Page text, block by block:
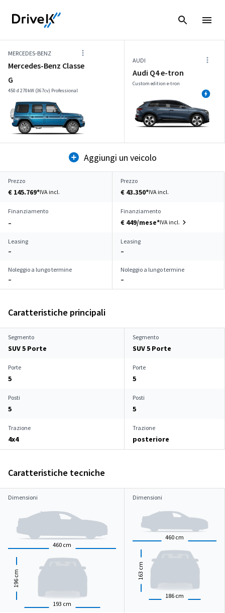
MERCEDES-BENZ
Mercedes-Benz Classe
G
450 d 270kW (367cv) Professional
AUDI
Audi Q4 e-tron
Custom edition e-tron
Aggiungi un veicolo
Prezzo
€ 145.769*IVA incl.
Prezzo
€ 43.350*IVA incl.
Finanziamento
–
Finanziamento
€ 449/mese*IVA incl.
Leasing
–
Leasing
–
Noleggio a lungo termine
–
Noleggio a lungo termine
–
Caratteristiche principali
Segmento
SUV 5 Porte
Segmento
SUV 5 Porte
Porte
5
Porte
5
Posti
5
Posti
5
Trazione
4x4
Trazione
posteriore
Caratteristiche tecniche
Dimensioni
460 cm
193 cm
196
cm
Dimensioni
460 cm
186 cm
163
cm